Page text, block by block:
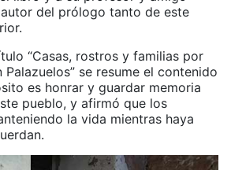
del prólogo tanto de este
“Casas, rostros y familias por
Palazuelos” se resume el contenido
es honrar y guardar memoria
pueblo, y afirmó que los
la vida mientras haya